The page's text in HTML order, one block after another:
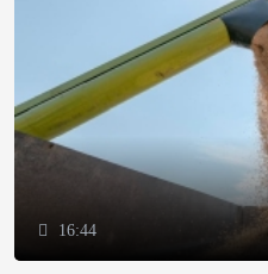
16:44